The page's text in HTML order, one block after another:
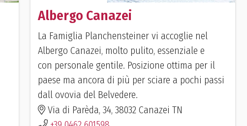
Albergo Canazei
La Famiglia Planchensteiner vi accoglie nel
Albergo Canazei, molto pulito, essenziale e
con personale gentile. Posizione ottima per il
paese ma ancora di più per sciare a pochi passi
dall ovovia del Belvedere.
Via di Parèda, 34, 38032 Canazei TN